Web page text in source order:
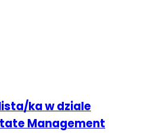
ka w dziale
Management